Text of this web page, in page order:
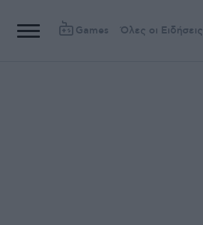
Games Όλες οι Ειδήσεις